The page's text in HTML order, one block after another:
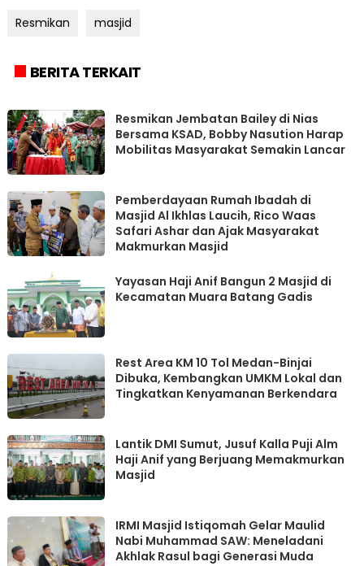
Resmikan masjid
BERITA TERKAIT
Resmikan Jembatan Bailey di Nias
Bersama KSAD, Bobby Nasution Harap
Mobilitas Masyarakat Semakin Lancar
Pemberdayaan Rumah Ibadah di
Masjid Al Ikhlas Laucih, Rico Waas
Safari Ashar dan Ajak Masyarakat
Makmurkan Masjid
Yayasan Haji Anif Bangun 2 Masjid di
Kecamatan Muara Batang Gadis
Rest Area KM 10 Tol Medan-Binjai
Dibuka, Kembangkan UMKM Lokal dan
Tingkatkan Kenyamanan Berkendara
Lantik DMI Sumut, Jusuf Kalla Puji Alm
Haji Anif yang Berjuang Memakmurkan
Masjid
IRMI Masjid Istiqomah Gelar Maulid
Nabi Muhammad SAW: Meneladani
Akhlak Rasul bagi Generasi Muda